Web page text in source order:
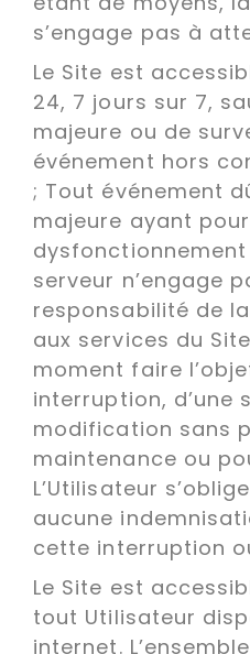
s’engage pas à
Le Site est
24, 7 jours sur 7,
majeure ou de
événement hors
; Tout événement
majeure ayant
serveur n’engage
responsabilité de la
aux services du
moment faire
interruption, d’une
modification sans
maintenance ou
L’Utilisateur
aucune
cette interruption
Le Site est
tout Utilisateur
internet.